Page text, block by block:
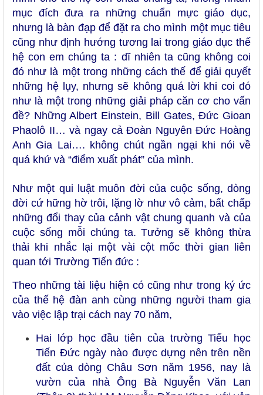
mục đích đưa ra những chuẩn mực giáo dục,
nhưng là bàn đạp để đặt ra cho mình một mục tiêu
cũng như định hướng tương lai trong giáo dục thế
hệ con em chúng ta : dĩ nhiên ta cũng không coi
đó như là một trong những cách thế để giải quyết
những hệ lụy, nhưng sẽ không quá lời khi coi đó
như là một trong những giải pháp căn cơ cho vấn
đề? Những Albert Einstein, Bill Gates, Đức Gioan
Phaolô II… và ngay cả Đoàn Nguyên Đức Hoàng
Anh Gia Lai…. không chút ngần ngại khi nói về
quá khứ và “điểm xuất phát” của mình.
Như một qui luật muôn đời của cuộc sống, dòng
đời cứ hững hờ trôi, lặng lờ như vô cảm, bất chấp
những đổi thay của cảnh vật chung quanh và của
cuộc sống mỗi chúng ta. Tưởng sẽ không thừa
thải khi nhắc lại một vài cột mốc thời gian liên
quan tới Trường Tiến đức :
Theo những tài liệu hiện có cũng như trong ký ức
của thế hệ đàn anh cùng những người tham gia
vào việc lập trại cách nay 70 năm,
Hai lớp học đầu tiên của trường Tiểu học
Tiến Đức ngày nào được dựng nên trên nền
đất của dòng Châu Sơn năm 1956, nay là
vườn của nhà Ông Bà Nguyễn Văn Lan